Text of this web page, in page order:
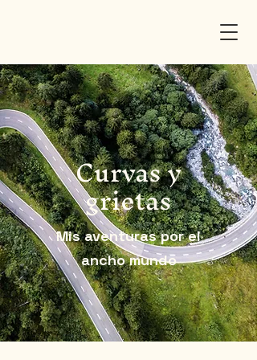
Curvas y
grietas
Mis aventuras por el
ancho mundo